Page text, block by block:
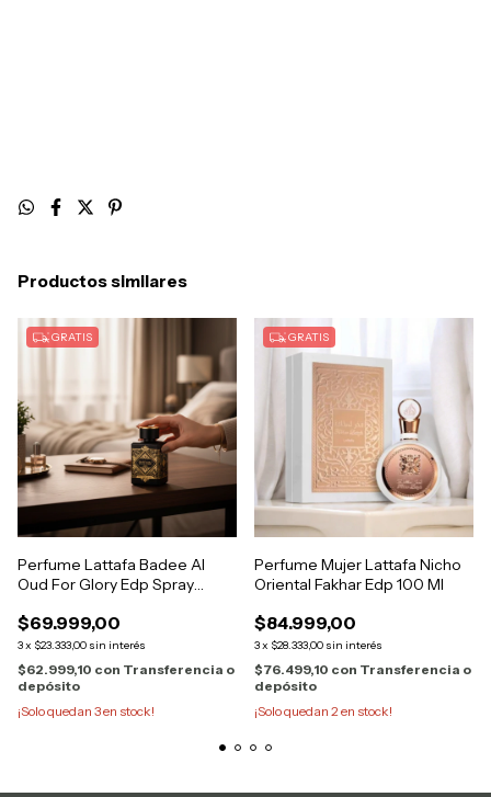
Productos similares
GRATIS
Perfume Lattafa Badee Al
Oud For Glory Edp Spray
$69.999,00
3x $23.333,00 sin interés
$62.999,10 con Transferencia o
depósito
¡Solo quedan 3en stock!
GRATIS
Perfume Mujer Lattafa Nicho
Oriental Fakhar Edp 100 Ml
$84.999,00
3x $28.333,00 sin interés
$76.499,10 con Transferencia o
depósito
¡Solo quedan 2 en stock!